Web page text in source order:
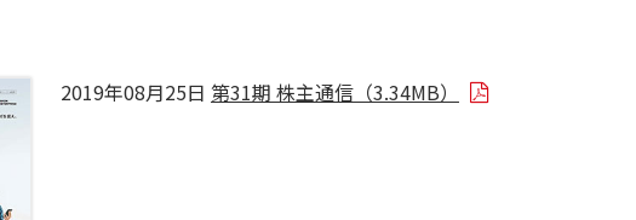
2019年08月25日 第31期 株主通信（3.34MB）